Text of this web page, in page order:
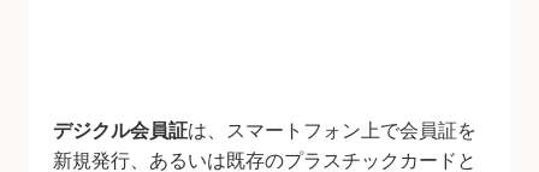
デジクル会員証は、スマートフォン上で会員証を
新規発行、あるいは既存のプラスチックカードと